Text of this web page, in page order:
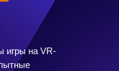
игры на VR-